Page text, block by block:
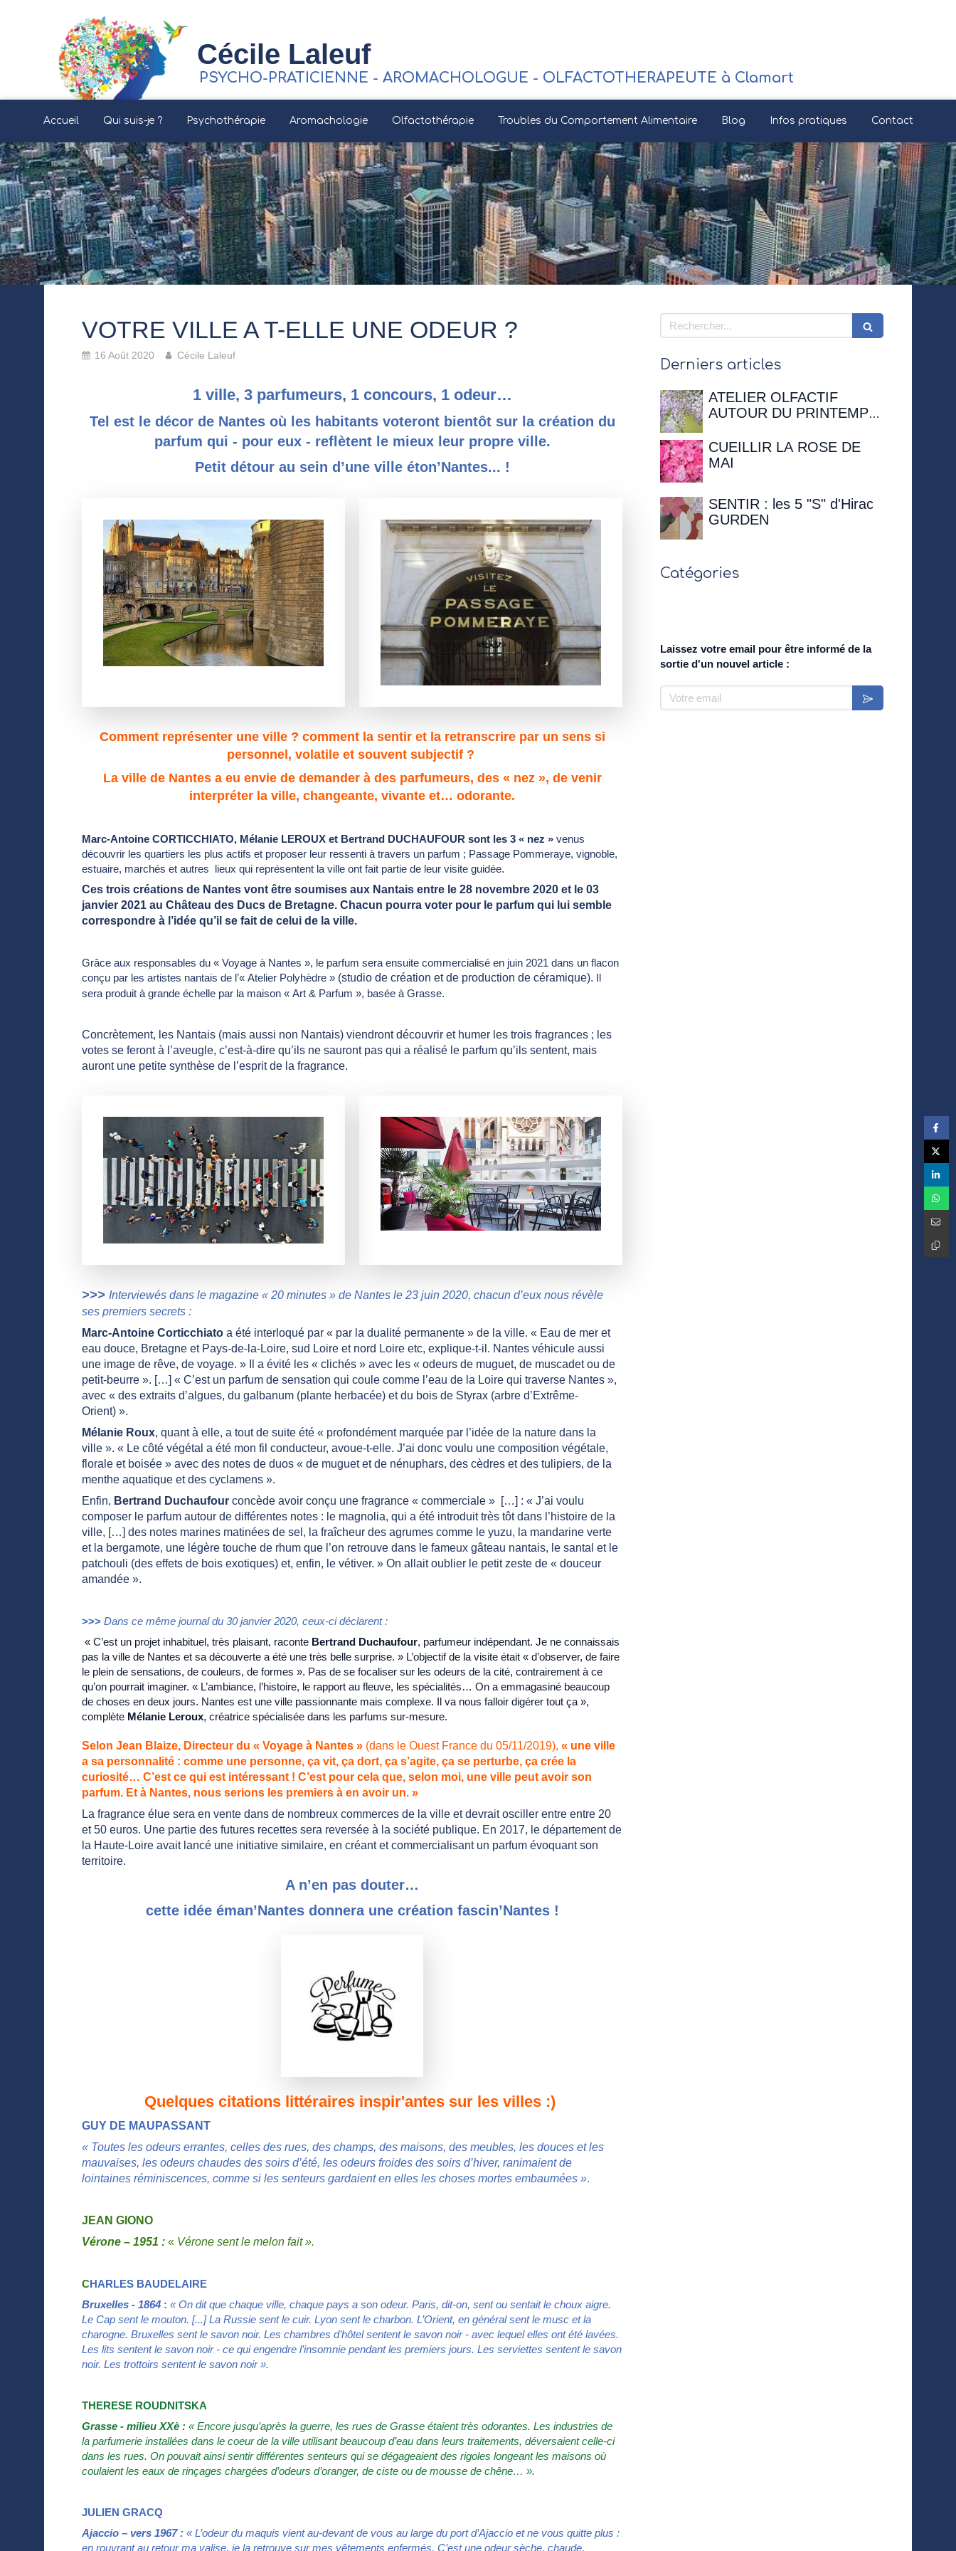
Cécile Laleuf
PSYCHO-PRATICIENNE - AROMACHOLOGUE - OLFACTOTHERAPEUTE à Clamart
Accueil Qui suis-je ? Psychothérapie Aromachologie Olfactothérapie Troubles du Comportement Alimentaire Blog Infos pratiques Contact
VOTRE VILLE A T-ELLE UNE ODEUR ?
16 Août 2020 Cécile Laleuf
1 ville, 3 parfumeurs, 1 concours, 1 odeur…
Tel est le décor de Nantes où les habitants voteront bientôt sur la création du
parfum qui - pour eux - reflètent le mieux leur propre ville.
Petit détour au sein d’une ville éton’Nantes... !
Comment représenter une ville ? comment la sentir et la retranscrire par un sens si
personnel, volatile et souvent subjectif ?
La ville de Nantes a eu envie de demander à des parfumeurs, des « nez », de venir
interpréter la ville, changeante, vivante et… odorante.
Marc-Antoine CORTICCHIATO, Mélanie LEROUX et Bertrand DUCHAUFOUR sont les 3 « nez » venus
découvrir les quartiers les plus actifs et proposer leur ressenti à travers un parfum ; Passage Pommeraye, vignoble,
estuaire, marchés et autres lieux qui représentent la ville ont fait partie de leur visite guidée.
Ces trois créations de Nantes vont être soumises aux Nantais entre le 28 novembre 2020 et le 03
janvier 2021 au Château des Ducs de Bretagne. Chacun pourra voter pour le parfum qui lui semble
correspondre à l’idée qu’il se fait de celui de la ville.
Grâce aux responsables du « Voyage à Nantes », le parfum sera ensuite commercialisé en juin 2021 dans un flacon
conçu par les artistes nantais de l’« Atelier Polyhèdre » (studio de création et de production de céramique). Il
sera produit à grande échelle par la maison « Art & Parfum », basée à Grasse.
Concrètement, les Nantais (mais aussi non Nantais) viendront découvrir et humer les trois fragrances ; les
votes se feront à l’aveugle, c’est-à-dire qu’ils ne sauront pas qui a réalisé le parfum qu’ils sentent, mais
auront une petite synthèse de l’esprit de la fragrance.
>>> Interviewés dans le magazine « 20 minutes » de Nantes le 23 juin 2020, chacun d’eux nous révèle
ses premiers secrets :
Marc-Antoine Corticchiato a été interloqué par « par la dualité permanente » de la ville. « Eau de mer et
eau douce, Bretagne et Pays-de-la-Loire, sud Loire et nord Loire etc, explique-t-il. Nantes véhicule aussi
une image de rêve, de voyage. » Il a évité les « clichés » avec les « odeurs de muguet, de muscadet ou de
petit-beurre ». […] « C’est un parfum de sensation qui coule comme l’eau de la Loire qui traverse Nantes »,
avec « des extraits d’algues, du galbanum (plante herbacée) et du bois de Styrax (arbre d’Extrême-
Orient) ».
Mélanie Roux, quant à elle, a tout de suite été « profondément marquée par l’idée de la nature dans la
ville ». « Le côté végétal a été mon fil conducteur, avoue-t-elle. J’ai donc voulu une composition végétale,
florale et boisée » avec des notes de duos « de muguet et de nénuphars, des cèdres et des tulipiers, de la
menthe aquatique et des cyclamens ».
Enfin, Bertrand Duchaufour concède avoir conçu une fragrance « commerciale » […] : « J’ai voulu
composer le parfum autour de différentes notes : le magnolia, qui a été introduit très tôt dans l’histoire de la
ville, […] des notes marines matinées de sel, la fraîcheur des agrumes comme le yuzu, la mandarine verte
et la bergamote, une légère touche de rhum que l’on retrouve dans le fameux gâteau nantais, le santal et le
patchouli (des effets de bois exotiques) et, enfin, le vétiver. » On allait oublier le petit zeste de « douceur
amandée ».
>>> Dans ce même journal du 30 janvier 2020, ceux-ci déclarent :
« C’est un projet inhabituel, très plaisant, raconte Bertrand Duchaufour, parfumeur indépendant. Je ne connaissais
pas la ville de Nantes et sa découverte a été une très belle surprise. » L’objectif de la visite était « d’observer, de faire
le plein de sensations, de couleurs, de formes ». Pas de se focaliser sur les odeurs de la cité, contrairement à ce
qu’on pourrait imaginer. « L’ambiance, l’histoire, le rapport au fleuve, les spécialités… On a emmagasiné beaucoup
de choses en deux jours. Nantes est une ville passionnante mais complexe. Il va nous falloir digérer tout ça »,
complète Mélanie Leroux, créatrice spécialisée dans les parfums sur-mesure.
Selon Jean Blaize, Directeur du « Voyage à Nantes » (dans le Ouest France du 05/11/2019), « une ville
a sa personnalité : comme une personne, ça vit, ça dort, ça s’agite, ça se perturbe, ça crée la
curiosité… C’est ce qui est intéressant ! C’est pour cela que, selon moi, une ville peut avoir son
parfum. Et à Nantes, nous serions les premiers à en avoir un. »
La fragrance élue sera en vente dans de nombreux commerces de la ville et devrait osciller entre entre 20
et 50 euros. Une partie des futures recettes sera reversée à la société publique. En 2017, le département de
la Haute-Loire avait lancé une initiative similaire, en créant et commercialisant un parfum évoquant son
territoire.
A n’en pas douter…
cette idée éman’Nantes donnera une création fascin’Nantes !
Quelques citations littéraires inspir'antes sur les villes :)
GUY DE MAUPASSANT
« Toutes les odeurs errantes, celles des rues, des champs, des maisons, des meubles, les douces et les
mauvaises, les odeurs chaudes des soirs d’été, les odeurs froides des soirs d’hiver, ranimaient de
lointaines réminiscences, comme si les senteurs gardaient en elles les choses mortes embaumées ».
JEAN GIONO
Vérone – 1951 : « Vérone sent le melon fait ».
CHARLES BAUDELAIRE
Bruxelles - 1864 : « On dit que chaque ville, chaque pays a son odeur. Paris, dit-on, sent ou sentait le choux aigre.
Le Cap sent le mouton. [...] La Russie sent le cuir. Lyon sent le charbon. L’Orient, en général sent le musc et la
charogne. Bruxelles sent le savon noir. Les chambres d’hôtel sentent le savon noir - avec lequel elles ont été lavées.
Les lits sentent le savon noir - ce qui engendre l’insomnie pendant les premiers jours. Les serviettes sentent le savon
noir. Les trottoirs sentent le savon noir ».
THERESE ROUDNITSKA
Grasse - milieu XXè : « Encore jusqu’après la guerre, les rues de Grasse étaient très odorantes. Les industries de
la parfumerie installées dans le coeur de la ville utilisant beaucoup d’eau dans leurs traitements, déversaient celle-ci
dans les rues. On pouvait ainsi sentir différentes senteurs qui se dégageaient des rigoles longeant les maisons où
coulaient les eaux de rinçages chargées d’odeurs d’oranger, de ciste ou de mousse de chêne… ».
JULIEN GRACQ
Ajaccio – vers 1967 : « L’odeur du maquis vient au-devant de vous au large du port d’Ajaccio et ne vous quitte plus :
en rouvrant au retour ma valise, je la retrouve sur mes vêtements enfermés. C’est une odeur sèche, chaude,
Rechercher
Derniers articles
ATELIER OLFACTIF
AUTOUR DU PRINTEMPS
Maison de Chateaubriand
CUEILLIR LA ROSE DE
MAI
SENTIR : les 5 "S" d'Hirac
GURDEN
Catégories
Laissez votre email pour être informé de la
sortie d'un nouvel article :